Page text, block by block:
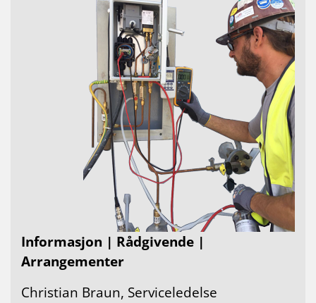
Informasjon | Rådgivende |
Arrangementer
Christian Braun, Serviceledelse